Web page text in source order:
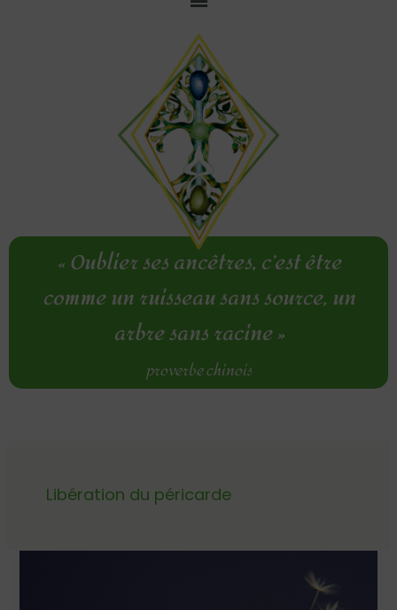
«Oublier ses ancêtres, c’est être
comme un ruisseau sans source, un
arbre sans racine »
proverbe chinois
Libération du péricarde